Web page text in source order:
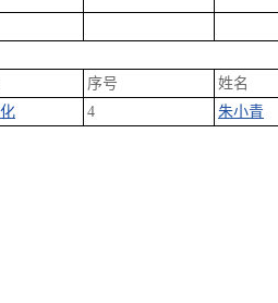
序号
姓名
4 朱小青